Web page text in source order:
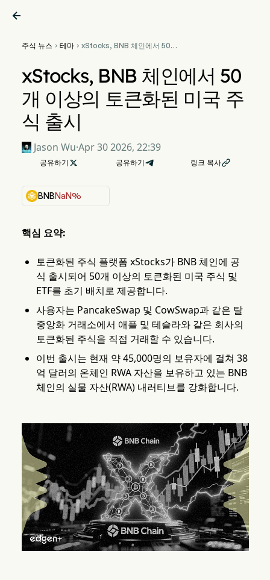

주식 뉴스  테마 xStocks, BNB 체인에서 50개
xStocks, BNB 체인에서 50
개 이상의 토큰화된 미국 주
식 출시
Jason Wu·Apr 30 2026, 22:39
공유하기  공유하기 링크 복사
BNBNaN%
핵심 요약:
토큰화된 주식 플랫폼 xStocks가 BNB 체인에 공
식 출시되어 50개 이상의 토큰화된 미국 주식 및
ETF를 초기 배치로 제공합니다.
사용자는 PancakeSwap 및 CowSwap과 같은 탈
중앙화 거래소에서 애플 및 테슬라와 같은 회사의
토큰화된 주식을 직접 거래할 수 있습니다.
이번 출시는 현재 약 45,000명의 보유자에 걸쳐 38
억 달러의 온체인 RWA 자산을 보유하고 있는 BNB
체인의 실물 자산(RWA) 내러티브를 강화합니다.